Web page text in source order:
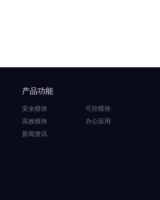
产品功能
安全模块
可控模块
高效模块
办公应用
新闻资讯